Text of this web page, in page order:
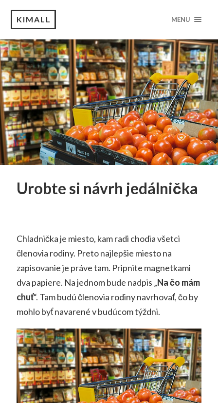
KIMALL MENU
Urobte si návrh jedálnička
Chladnička je miesto, kam radi chodia všetci
členovia rodiny. Preto najlepšie miesto na
zapisovanie je práve tam. Pripnite magnetkami
dva papiere. Na jednom bude nadpis „Na čo mám
chuť“. Tam budú členovia rodiny navrhovať, čo by
mohlo byť navarené v budúcom týždni.